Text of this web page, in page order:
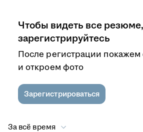
Чтобы видеть все резюме,
зарегистрируйтесь
После регистрации
и откроем фото
Зарегистрироваться
За всё время